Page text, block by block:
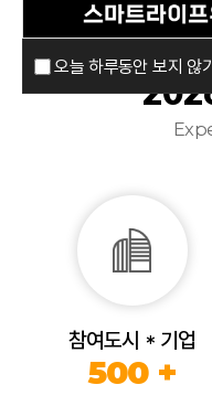
오늘 하루동안 보지 않
참여도시 * 기업
500 +